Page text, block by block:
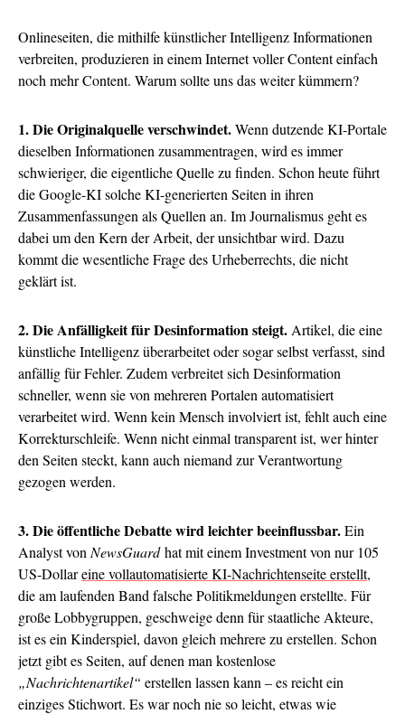
Onlineseiten, die mithilfe künstlicher Intelligenz Informationen
verbreiten, produzieren in einem Internet voller Content einfach
noch mehr Content. Warum sollte uns das weiter kümmern?
1. Die Originalquelle verschwindet.Wenn dutzende KI-Portale
dieselben Informationen zusammentragen, wird es immer
schwieriger, die eigentliche Quelle zu finden. Schon heute führt
die Google-KI solche KI-generierten Seiten in ihren
Zusammenfassungen als Quellen an. Im Journalismus geht es
dabei um den Kern der Arbeit, der unsichtbar wird. Dazu
kommt die wesentliche Frage des Urheberrechts, die nicht
geklärt ist.
2. Die Anfälligkeit für Desinformation steigt. Artikel, die eine
künstliche Intelligenz überarbeitet oder sogar selbst verfasst, sind
anfällig für Fehler. Zudem verbreitet sich Desinformation
schneller, wenn sie von mehreren Portalen automatisiert
verarbeitet wird. Wenn kein Mensch involviert ist, fehlt auch eine
Korrekturschleife. Wenn nicht einmal transparent ist, wer hinter
den Seiten steckt, kann auch niemand zur Verantwortung
gezogen werden.
3. Die öffentliche Debatte wird leichter beeinflussbar.Ein
Analyst von NewsGuardhat mit einem Investment von nur 105
US-Dollareine vollautomatisierte KI-Nachrichtenseite erstellt,
die am laufenden Band falsche Politikmeldungen erstellte. Für
große Lobbygruppen, geschweige denn für staatliche Akteure,
ist es ein Kinderspiel, davon gleich mehrere zu erstellen. Schon
jetzt gibt es Seiten, auf denen man kostenlose
„Nachrichtenartikel“ erstellen lassen kann – es reicht ein
einziges Stichwort. Es war noch nie so leicht, etwas wie